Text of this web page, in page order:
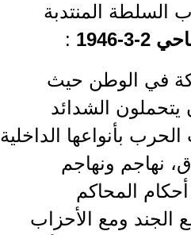
المنتدبة
1946
:
في الوطن حيث
يتحملون الشدائد
بأنواعها الداخلية
نهاجم ونهاجم
المحاكم
الجند ومع الأحزاب